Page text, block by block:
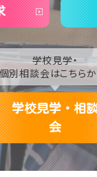
学校見学・
個別相談会はこちらか
学校見学・相
会